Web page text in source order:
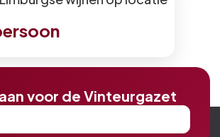
voor de Vinteurgazet